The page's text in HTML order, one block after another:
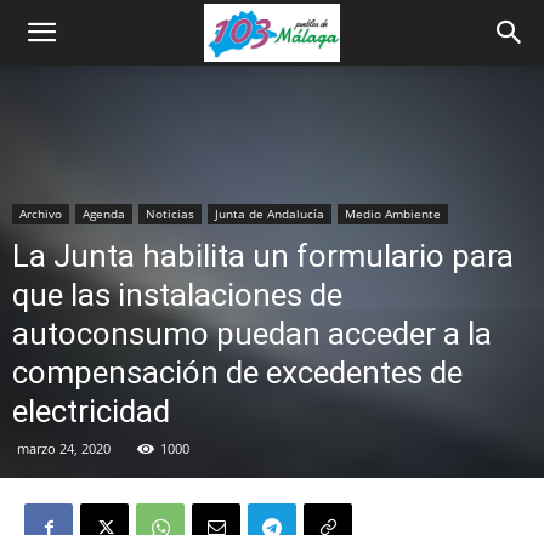
Archivo Agenda Noticias Junta de Andalucía Medio Ambiente
La Junta habilita un formulario para
que las instalaciones de
autoconsumo puedan acceder a la
compensación de excedentes de
electricidad
marzo 24, 2020 1000